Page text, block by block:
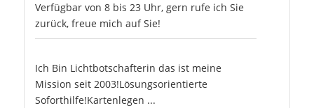
Verfügbar von 8 bis 23 Uhr, gern rufe ich Sie
zurück, freue mich auf Sie!
Ich Bin Lichtbotschafterin das ist meine
Mission seit 2003!Lösungsorientierte
Soforthilfe!Kartenlegen ...